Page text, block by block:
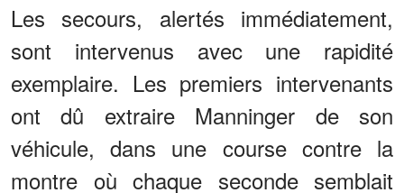
Les secours, alertés immédiatement,
sont intervenus avec une rapidité
exemplaire. Les premiers intervenants
ont dû extraire Manninger de son
véhicule, dans une course contre la
montre où chaque seconde semblait